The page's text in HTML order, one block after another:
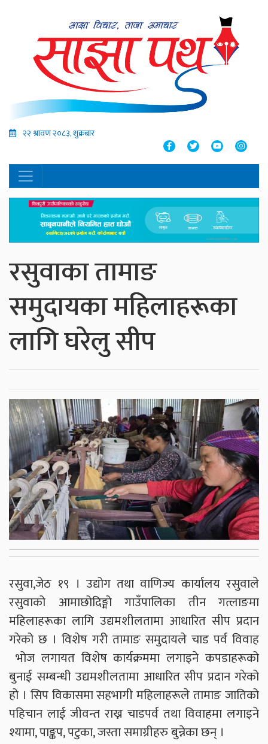
२२ श्रावण २०८३, शुक्रबार
रसुवाका तामाङ
समुदायका महिलाहरूका
लागि घरेलु सीप
रसुवा,जेठ १९ । उद्योग तथा वाणिज्य कार्यालय रसुवाले
रसुवाको आमाछोदिङ्मो गाउँपालिका तीन गत्लाङमा
महिलाहरूका लागि उद्यमशीलतामा आधारित सीप प्रदान
गरेको छ । विशेष गरी तामाङ समुदायले चाड पर्व विवाह
भोज लगायत विशेष कार्यक्रममा लगाइने कपडाहरूको
बुनाई सम्बन्धी उद्यमशीलतामा आधारित सीप प्रदान गरेको
हो । सिप विकासमा सहभागी महिलाहरूले तामाङ जातिको
पहिचान लाई जीवन्त राख्न चाडपर्व तथा विवाहमा लगाइने
श्यामा, पाङ्कप, पटुका, जस्ता समाग्रीहरु बुन्नेका छन् ।